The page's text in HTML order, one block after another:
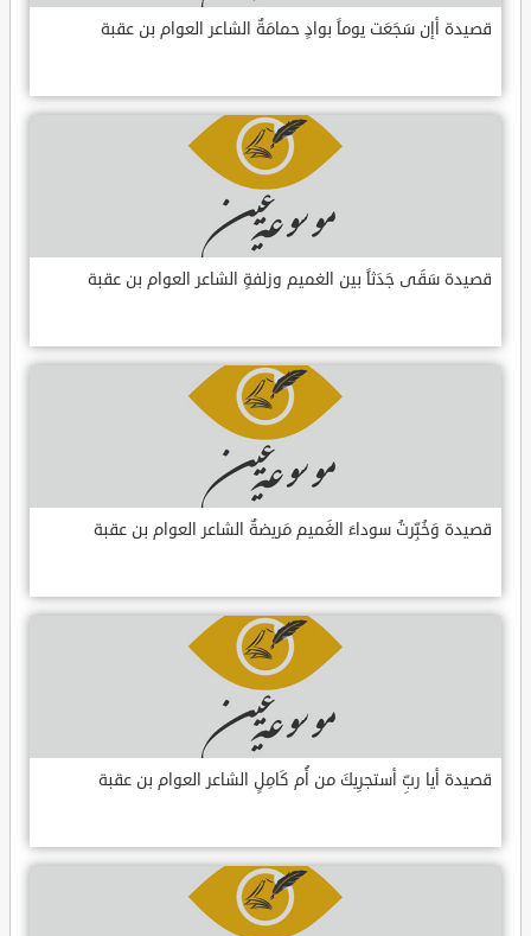
قصيدة أإن سَجَعَت يوماً بوادٍ حمامَةٌ الشاعر العوام بن عقبة
قصيدة سَقَى جَدَثاً بين الغميم وزلفةٍ الشاعر العوام بن عقبة
قصيدة وَخُبِّرتُ سوداءَ الغَميم مَريضةٌ الشاعر العوام بن عقبة
قصيدة أيا ربِّ أستجرِيكَ من أُم كَامِلٍ الشاعر العوام بن عقبة